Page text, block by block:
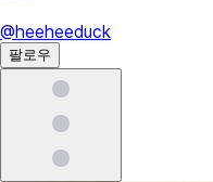
@heeheeduck
팔로우